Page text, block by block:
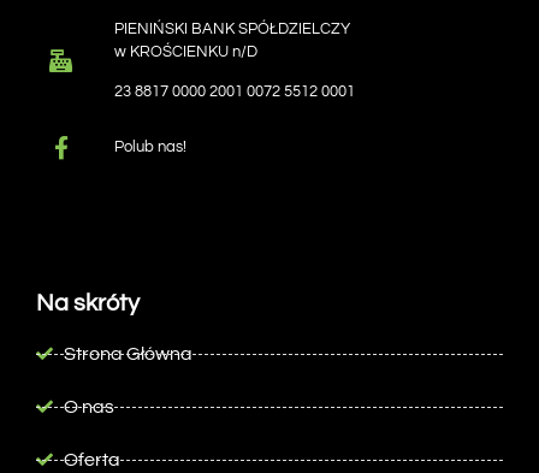
PIENIŃSKI BANK SPÓŁDZIELCZY
w KROŚCIENKU n/D
23 8817 0000 2001 0072 5512 0001
Polub nas!
Na skróty
Strona Główna
O nas
Oferta